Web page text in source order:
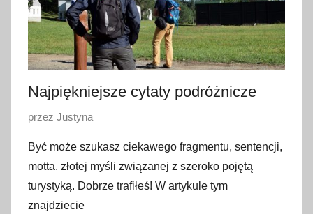
Najpiękniejsze cytaty podróżnicze
O
u
b
l
i
przez Justyna
Być może szukasz ciekawego fragmentu, sentencji,
motta, złotej myśli związanej z szeroko pojętą
turystyką. Dobrze trafiłeś! W artykule tym
znajdziecie